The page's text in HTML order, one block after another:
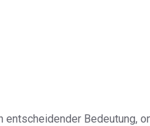
Bedeutung,